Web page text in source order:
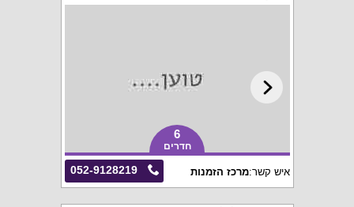
6
חדרים
052-9128219 איש קשר:מרכז הזמנות